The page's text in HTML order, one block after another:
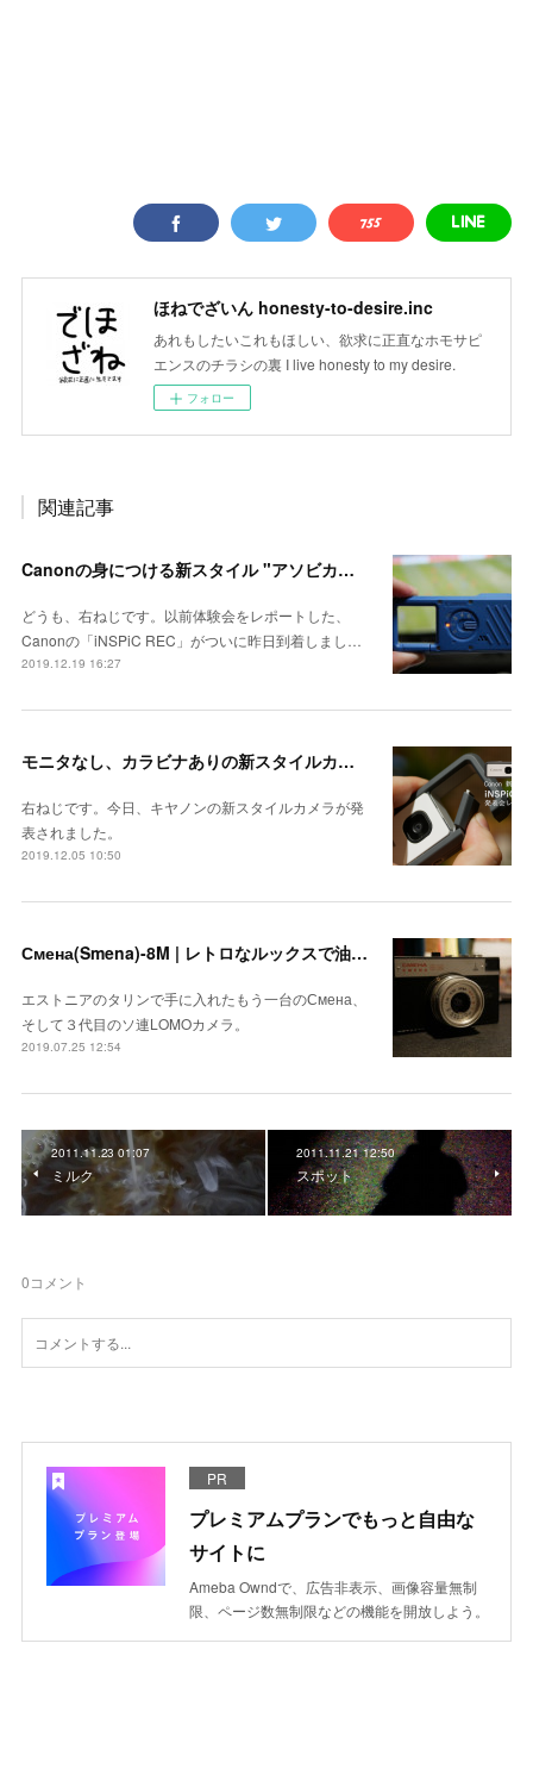
ほねでざいん honesty-to-desire.inc
あれもしたいこれもほしい、欲求に正直なホモサピ
エンスのチラシの裏 I live honesty to my desire.
フォロー
関連記事
Canonの身につける新スタイル "アソビカメラ" iNSPiC REC
どうも、右ねじです。以前体験会をレポートした、
Canonの「iNSPiC REC」がついに昨日到着しまし…
2019.12.19 16:27
モニタなし、カラビナありの新スタイルカメラ Canon iNSPiC REC タッチ&トライレポート
右ねじです。今日、キヤノンの新スタイルカメラが発
表されました。
2019.12.05 10:50
Смена(Smena)-8M | レトロなルックスで油断させて160km/h投げ込む
エストニアのタリンで手に入れたもう一台のСмена、
そして３代目のソ連LOMOカメラ。
2019.07.25 12:54
2011.11.23 01:07
ミルク
2011.11.21 12:50
スポット
0コメント
PR
プレミアムプランでもっと自由な
サイトに
Ameba Owndで、広告非表示、画像容量無制
限、ページ数無制限などの機能を開放しよう。